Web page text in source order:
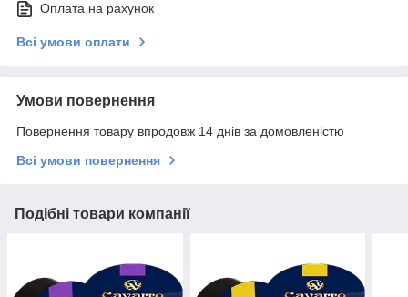
Оплата на рахунок
Всі умови оплати
Умови повернення
Повернення товару впродовж 14 днів за домовленістю
Всі умови повернення
Подібні товари компанії